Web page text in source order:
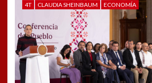
4T CLAUDIA SHEINBAUM ECONOMÍA